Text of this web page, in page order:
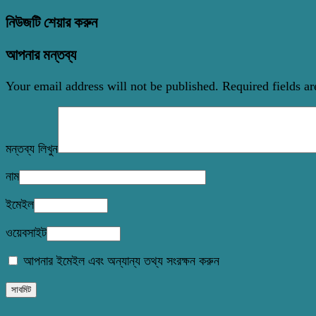
নিউজটি শেয়ার করুন
আপনার মন্তব্য
Your email address will not be published. Required fields
মন্তব্য লিখুন
নাম
ইমেইল
ওয়েবসাইট
আপনার ইমেইল এবং অন্যান্য তথ্য সংরক্ষন করুন